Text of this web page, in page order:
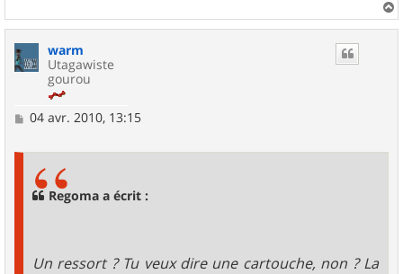
a
warm
Utagawiste
gourou
M
04 avr. 2010, 13:15
Regoma a écrit :
Un ressort ? Tu veux dire une cartouche, non ? La